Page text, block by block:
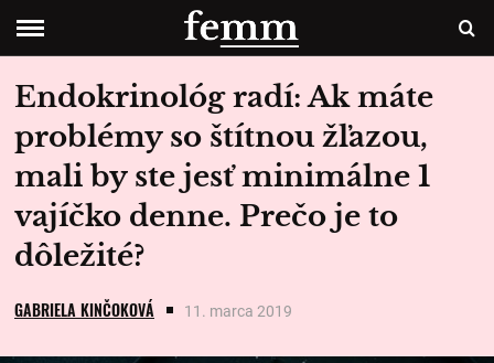
Endokrinológ radí: Ak máte
problémy so štítnou žľazou,
mali by ste jesť minimálne 1
vajíčko denne. Prečo je to
dôležité?
GABRIELA KINČOKOVÁ 11. marca 2019